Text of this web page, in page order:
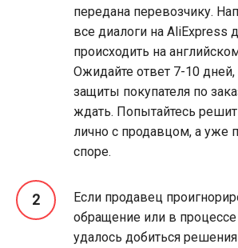
передана перевозчику.
все диалоги на AliExpress
происходить на
Ожидайте ответ 7-10 дней,
защиты покупателя по
ждать. Попытайтесь
лично с продавцом, а уже
споре.
Если продавец
обращение или в
удалось добиться